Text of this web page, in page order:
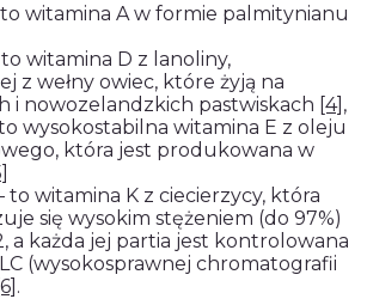
witamina A w formie palmitynianu
to witamina D z lanoliny,
z wełny owiec, które żyją na
i nowozelandzkich pastwiskach [4] ,
wysokostabilna witamina E z oleju
która jest produkowana w
to witamina K z ciecierzycy, która
się wysokim stężeniem (do 97%)
a każda jej partia jest kontrolowana
(wysokosprawnej chromatografii
.